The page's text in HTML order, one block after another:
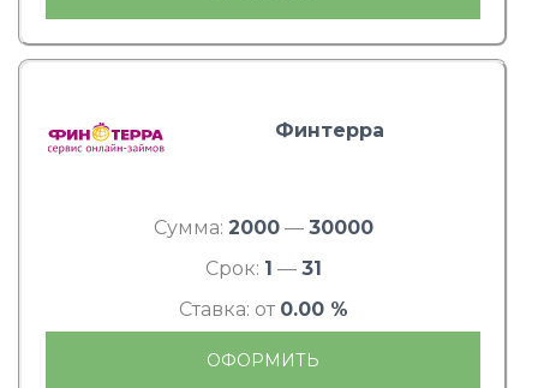
Финтерра
Сумма: 2000— 30000
Срок: 1 — 31
Ставка: от 0.00 %
ОФОРМИТЬ